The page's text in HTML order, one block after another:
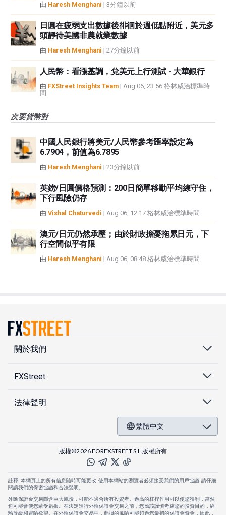
由 Haresh Menghani | 3分鐘以前
日圓在疲弱支出數據後徘徊於週低點附近，美元多
頭靜待美國非農就業數據
由 Haresh Menghani | 27分鐘以前
人民幣：看漲基調，兌美元上行測試 - 大華銀行
由 FXStreet Insights Team | Aug 06, 23:56 格林威治標準時
間
次要貨幣對
中國人民銀行將美元/人民幣參考匯率設定為
6.7904，前值為6.7895
由 Haresh Menghani | 23分鐘以前
英鎊/日圓價格預測：200日簡單移動平均線守住，
下行風險仍存
由 Vishal Chaturvedi | Aug 06, 12:17 格林威治標準時間
澳元/日元仍然承壓；由於財政擔憂拖累日元，下
行空間似乎有限
由 Haresh Menghani | Aug 06, 08:48 格林威治標準時間
關於我們
FXStreet
法律聲明
繁體中文
版權©2026 FOREXSTREET S.L.版權所有
註釋: 本網頁上的所有信息隨時可能更改. 使用本網站的瀏覽者必須接受我們的用戶協議. 請仔細
閱讀我們的保密協議和合法聲明。
外匯保證金交易隱含巨大風險，可能不適合所有投資者。過高的杠桿作用可以使您獲利，當然
也可能會使您蒙受虧損。在決定進行外匯保證金交易之前，您應該謹慎考慮您的投資目的，經
驗等級和冒險欲望。在外匯保證金交易中，虧損的風險可能超過您最初的保證金資金，因此，